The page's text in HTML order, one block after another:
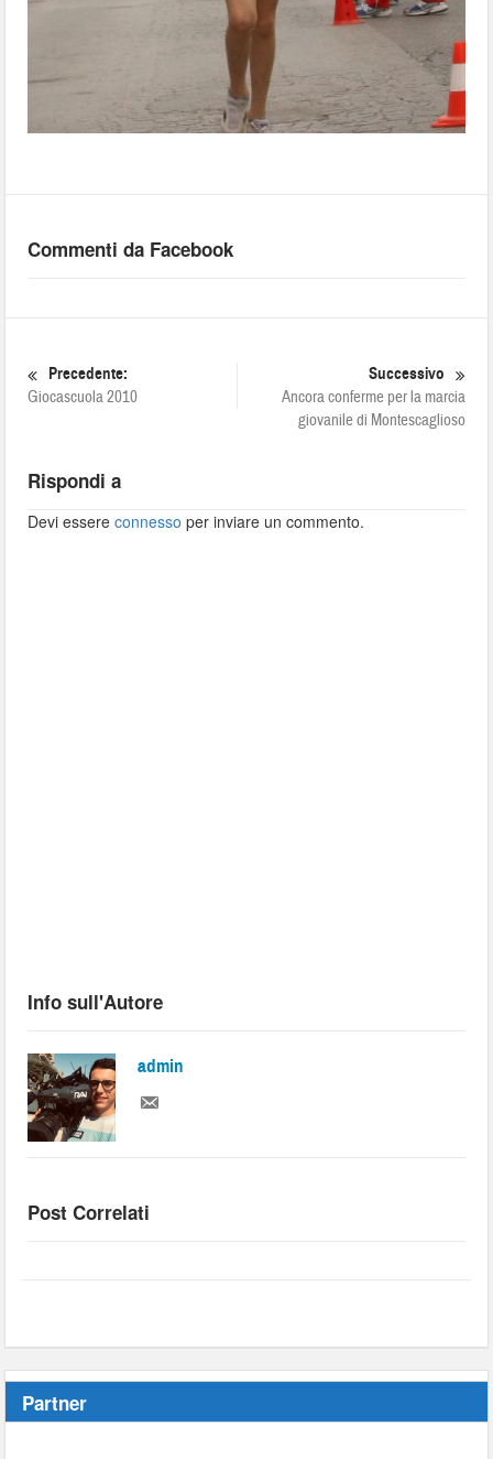
Commenti da Facebook
Precedente:
Giocascuola 2010
Successivo
Ancora conferme per la marcia
giovanile di Montescaglioso
Rispondi a
Devi essereconnesso per inviare un commento.
Info sull'Autore
admin
Post Correlati
Partner